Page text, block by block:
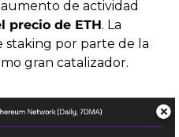
precio de ETH. La
staking por parte de la
gran catalizador.